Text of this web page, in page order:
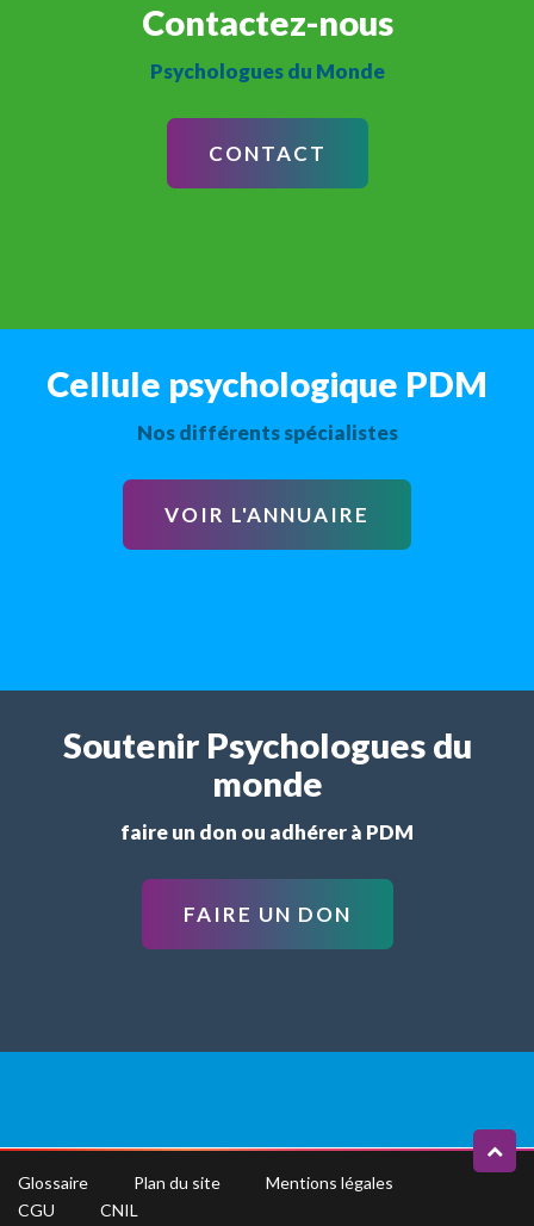
Contactez-nous
Psychologues du Monde
CONTACT
Cellule psychologique PDM
Nos différents spécialistes
VOIR L'ANNUAIRE
Soutenir Psychologues du
monde
faire un don ou adhérer à PDM
FAIRE UN DON
Glossaire Plan du site
Mentions légales
CGU
CNIL